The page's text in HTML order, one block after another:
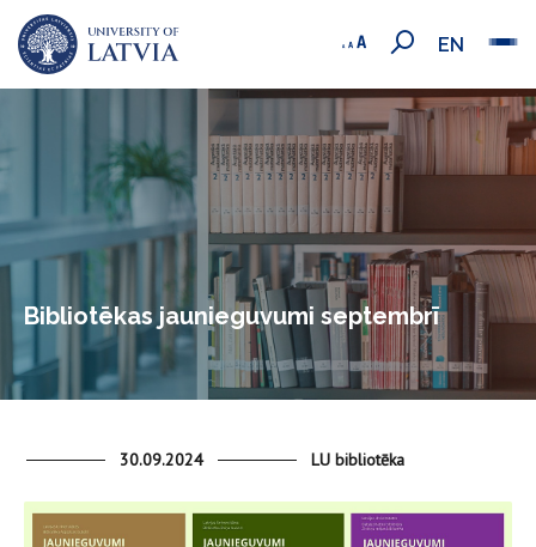
EN
Bibliotēkas jaunieguvumi septembrī
30.09.2024 LU bibliotēka